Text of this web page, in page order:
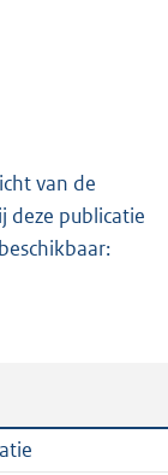
van de
deze publicatie